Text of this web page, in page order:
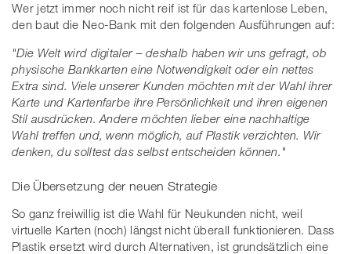
Wer jetzt immer noch nicht reif ist für das kartenlose Leben,
den baut die Neo-Bank mit den folgenden Ausführungen auf:
"Die Welt wird digitaler – deshalb haben wir uns gefragt, ob
physische Bankkarten eine Notwendigkeit oder ein nettes
Extra sind. Viele unserer Kunden möchten mit der Wahl ihrer
Karte und Kartenfarbe ihre Persönlichkeit und ihren eigenen
Stil ausdrücken. Andere möchten lieber eine nachhaltige
Wahl treffen und, wenn möglich, auf Plastik verzichten. Wir
denken, du solltest das selbst entscheiden können."
Die Übersetzung der neuen Strategie
So ganz freiwillig ist die Wahl für Neukunden nicht, weil
virtuelle Karten (noch) längst nicht überall funktionieren. Dass
Plastik ersetzt wird durch Alternativen, ist grundsätzlich eine